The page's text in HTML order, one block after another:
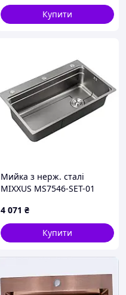
Купити
Мийка з нерж. сталі
MIXXUS MS7546-SET-01
(3.0/0.8) комплект (колір
графіт) (MI8390)
4 071 ₴
Купити